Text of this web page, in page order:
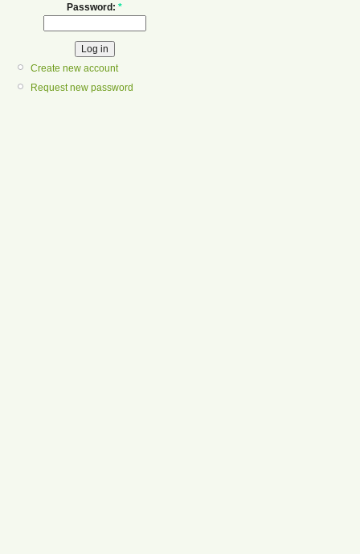
Password: *
Create new account
Request new password